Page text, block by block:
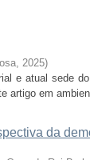
, 2025)
e atual sede
artigo em
da